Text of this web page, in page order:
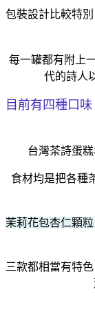
包裝設計比較特
每一罐都有附上
代的詩人
目前有四種口
台灣茶詩蛋
食材均是把各種
茉莉花包杏仁顆
三款都相當有特